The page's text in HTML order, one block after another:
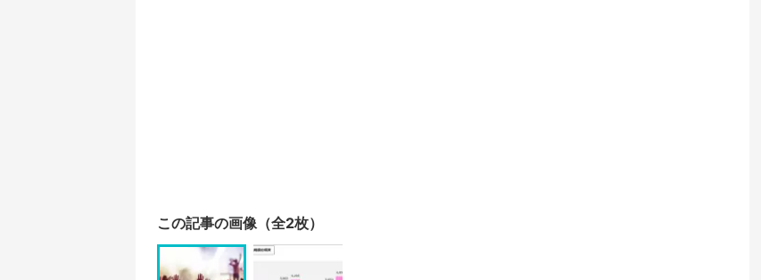
この記事の画像（全2枚）